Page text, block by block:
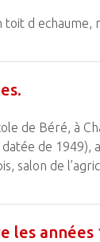
d
de Béré, à
de 1949),
salon de
années